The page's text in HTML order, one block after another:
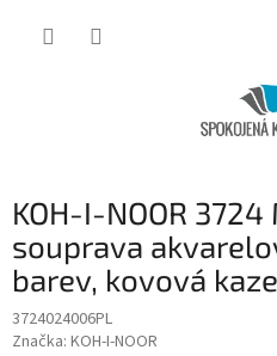
KOH-I-NOOR 3724
souprava
barev, kovová
3724024006PL
Značka: KOH-I-NOOR